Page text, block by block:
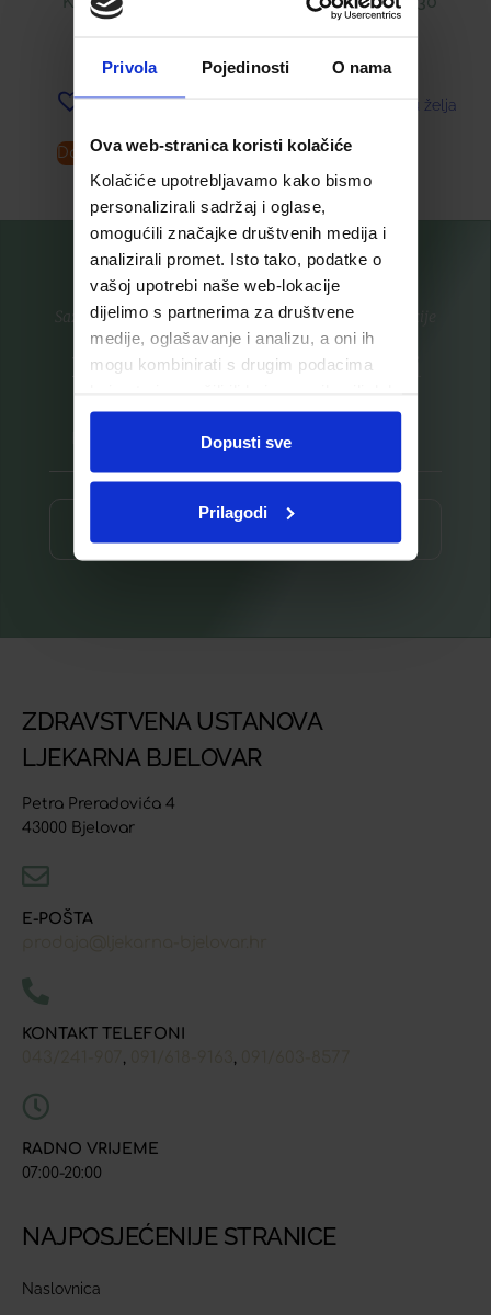
Privola Pojedinosti O nama
Ova web-stranica koristi kolačiće
Kolačiće upotrebljavamo kako bismo
personalizirali sadržaj i oglase,
omogućili značajke društvenih medija i
analizirali promet. Isto tako, podatke o
vašoj upotrebi naše web-lokacije
dijelimo s partnerima za društvene
medije, oglašavanje i analizu, a oni ih
mogu kombinirati s drugim podacima
ste upotrebljavali njihove usluge.
Dopusti sve
Prilagodi
Dodaj u košaricu
Dodaj u listu želja
Pročitaj više
Saznajte prvi za nove proizvode i ekskluzivne promocije
Prijavite se na listu za novosti
ZDRAVSTVENA USTANOVA
LJEKARNA BJELOVAR
Petra Preradovića 4
43000 Bjelovar
E-POŠTA
KONTAKT TELEFONI
RADNO VRIJEME
07:00-20:00
NAJPOSJEĆENIJE STRANICE
Naslovnica